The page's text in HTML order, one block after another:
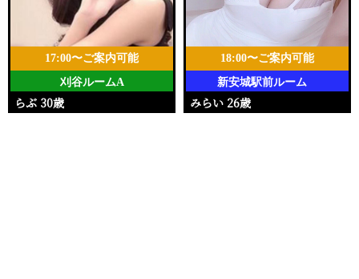
刈谷ルームA
17:00〜ご案内可能
らぶ 30歳
新安城駅前ルーム
18:00〜ご案内可能
みらい 26歳